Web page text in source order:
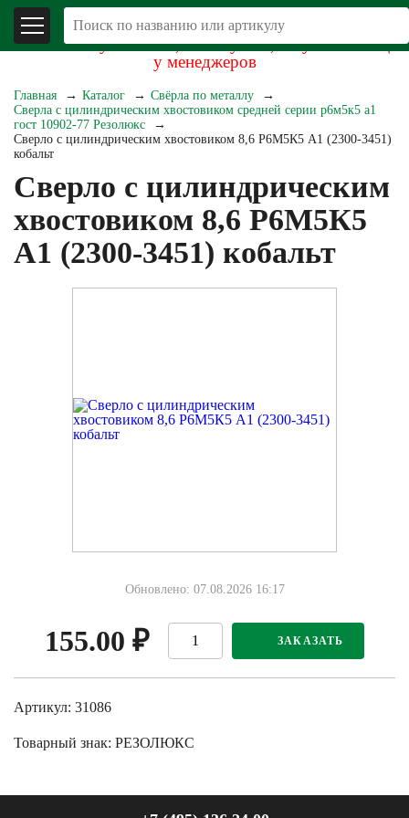
В связи со складывающейся экономической
обстановкой уточняйте, пожалуйста, актуальность цен
у менеджеров
Главная Каталог
Свёрла по металлу
Сверла с цилиндрическим хвостовиком средней серии р6м5к5 а1
гост 10902-77 Резолюкс
Сверло с цилиндрическим хвостовиком 8,6 Р6М5К5 А1 (2300-3451)
кобальт
Сверло с цилиндрическим
хвостовиком 8,6 Р6М5К5
А1 (2300-3451) кобальт
Обновлено: 07.08.2026 16:17
155.00 ₽ ЗАКАЗАТЬ
Артикул: 31086
Товарный знак: РЕЗОЛЮКС